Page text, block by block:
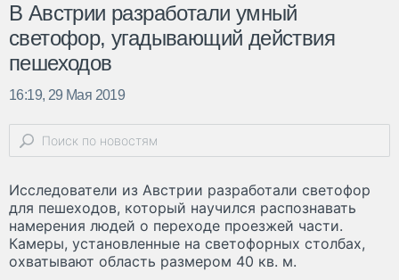
В Австрии разработали умный
светофор, угадывающий действия
пешеходов
16:19, 29 Мая 2019
Исследователи из Австрии разработали светофор
для пешеходов, который научился распознавать
намерения людей о переходе проезжей части.
Камеры, установленные на светофорных столбах,
охватывают область размером 40 кв. м.